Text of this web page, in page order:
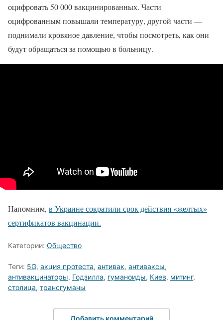
оцифровать 50 000 вакцинированных. Части
оцифрованным повышали температуру, другой части —
поднимали кровяное давление, чтобы посмотреть, как они
будут обращаться за помощью в больницу.
Напомним, в Украине сократили срок действия «желтых»
сертификатов вакцинации.
Категории: Общество
Теги: 5G, акция протеста, антивак, антиваксы,
антивакцинаторы, Годзилла, гуманоиды, Киев, митинг,
столица, трансгуманы